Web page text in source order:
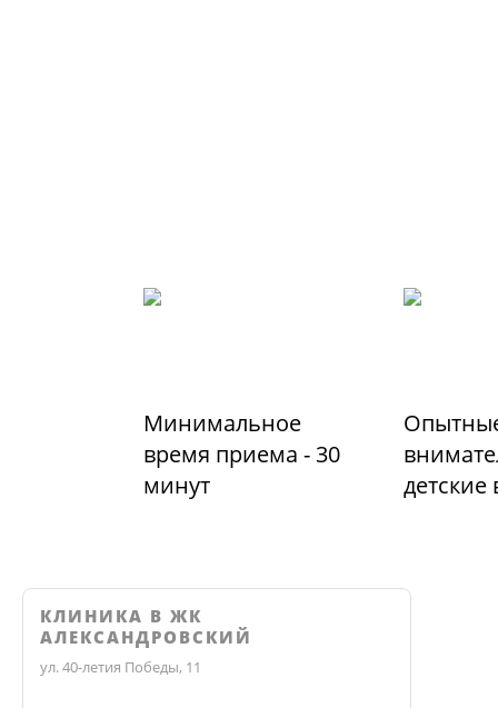
Минимальное
время приема - 30
минут
детские
КЛИНИКА В ЖК
АЛЕКСАНДРОВСКИЙ
ул. 40-летия Победы, 11